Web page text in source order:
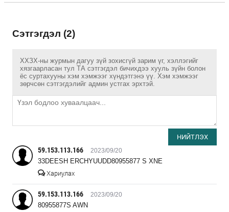
Сэтгэгдэл (2)
ХХЗХ-ны журмын дагуу зүй зохисгүй зарим үг, хэллэгийг
хязгаарласан тул ТА сэтгэгдэл бичихдээ хууль зүйн болон
ёс суртахууны хэм хэмжээг хүндэтгэнэ үү. Хэм хэмжээг
зөрчсөн сэтгэгдэлийг админ устгах эрхтэй.
НИЙТЛЭХ
59.153.113.166 2023/09/20
33DEESH ERCHYUUDD80955877 S XNE
Хариулах
59.153.113.166 2023/09/20
80955877S AWN